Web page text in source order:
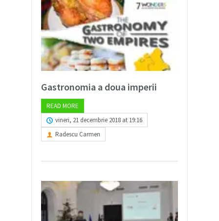
Gastronomia a doua imperii
READ MORE
vineri, 21 decembrie 2018 at 19:16
Radescu Carmen